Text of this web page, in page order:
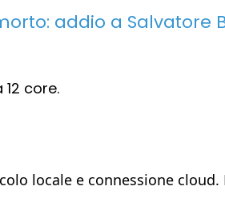
addio a Salvatore
core.
locale e connessione